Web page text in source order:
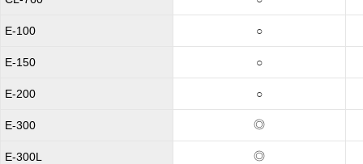
E-100 ○
E-150 ○
E-200 ○
E-300 ◎
E-300L ◎